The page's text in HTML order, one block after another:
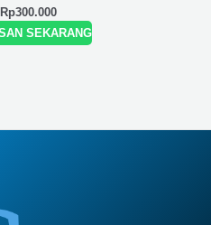
Rp300.000
SEKARANG